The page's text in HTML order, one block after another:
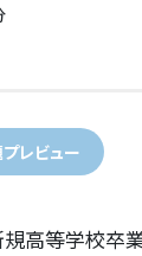
レビュー
高等学校卒